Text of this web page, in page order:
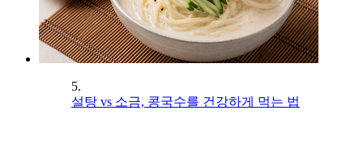
5.
설탕 vs 소금, 콩국수를 건강하게 먹는 법